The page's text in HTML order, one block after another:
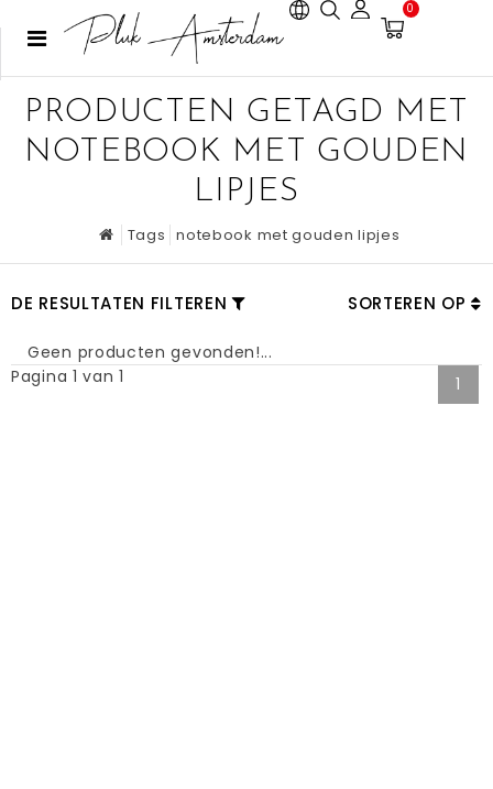
0
PRODUCTEN GETAGD MET
NOTEBOOK MET GOUDEN
LIPJES
Tags notebook met gouden lipjes
DE RESULTATEN FILTEREN SORTEREN OP
Geen producten gevonden!...
Pagina 1 van 1
1